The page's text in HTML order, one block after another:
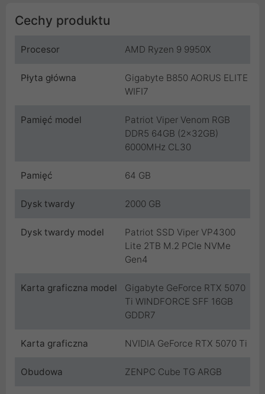
Cechy produktu
Procesor AMD Ryzen 9 9950X
Płyta główna
Gigabyte B850 AORUS ELITE
WIFI7
Pamięć model
Patriot Viper Venom RGB
DDR5 64GB (2x32GB)
6000MHz CL30
Pamięć 64 GB
Dysk twardy 2000 GB
Dysk twardy model
Patriot SSD Viper VP4300
Lite 2TB M.2 PCIe NVMe
Gen4
Karta graficzna model
Gigabyte GeForce RTX 5070
Ti WINDFORCE SFF 16GB
GDDR7
Karta graficzna NVIDIA GeForce RTX 5070 Ti
Obudowa ZENPC Cube TG ARGB